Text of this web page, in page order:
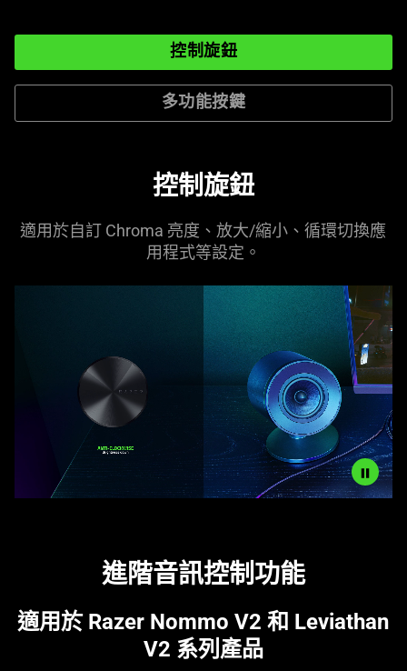
控制旋鈕
多功能按鍵
控制旋鈕
適用於自訂 Chroma 亮度、放大/縮小、循環切換應
用程式等設定。
Dial
進階音訊控制功能
適用於 Razer Nommo V2 和 Leviathan
V2 系列產品